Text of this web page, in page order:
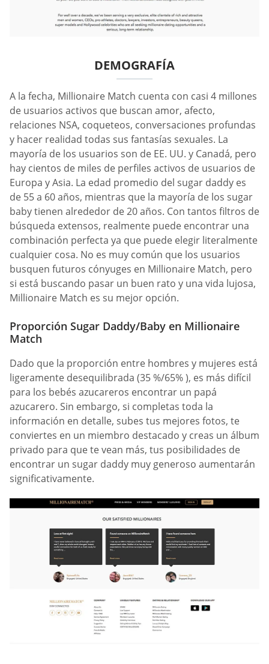
DEMOGRAFÍA
A la fecha, Millionaire Match cuenta con casi 4 millones
de usuarios activos que buscan amor, afecto,
relaciones NSA, coqueteos, conversaciones profundas
y hacer realidad todas sus fantasías sexuales. La
mayoría de los usuarios son de EE. UU. y Canadá, pero
hay cientos de miles de perfiles activos de usuarios de
Europa y Asia. La edad promedio del sugar daddy es
de 55 a 60 años, mientras que la mayoría de los sugar
baby tienen alrededor de 20 años. Con tantos filtros de
búsqueda extensos, realmente puede encontrar una
combinación perfecta ya que puede elegir literalmente
cualquier cosa. No es muy común que los usuarios
busquen futuros cónyuges en Millionaire Match, pero
si está buscando pasar un buen rato y una vida lujosa,
Millionaire Match es su mejor opción.
Proporción Sugar Daddy/Baby en Millionaire
Match
Dado que la proporción entre hombres y mujeres está
ligeramente desequilibrada (35 %/65% ), es más difícil
para los bebés azucareros encontrar un papá
azucarero. Sin embargo, si completas toda la
información en detalle, subes tus mejores fotos, te
conviertes en un miembro destacado y creas un álbum
privado para que te vean más, tus posibilidades de
encontrar un sugar daddy muy generoso aumentarán
significativamente.